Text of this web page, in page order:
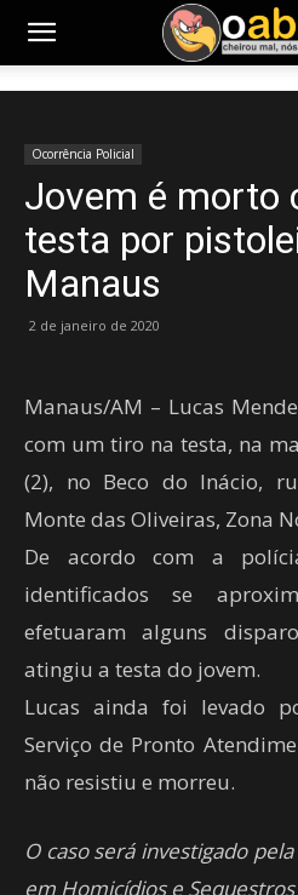
Ocorrência Policial
Jovem é morto
testa por
Manaus
2 de janeiro de 2020
Manaus/AM – Lucas
com um tiro na testa, na
(2), no Beco do Inácio,
Monte das Oliveiras, Zona
De acordo com a
identificados se
efetuaram alguns
atingiu a testa do jovem.
Lucas ainda foi levado
Serviço de Pronto
não resistiu e morreu.
O caso será investigado
em Homicídios e Sequestros